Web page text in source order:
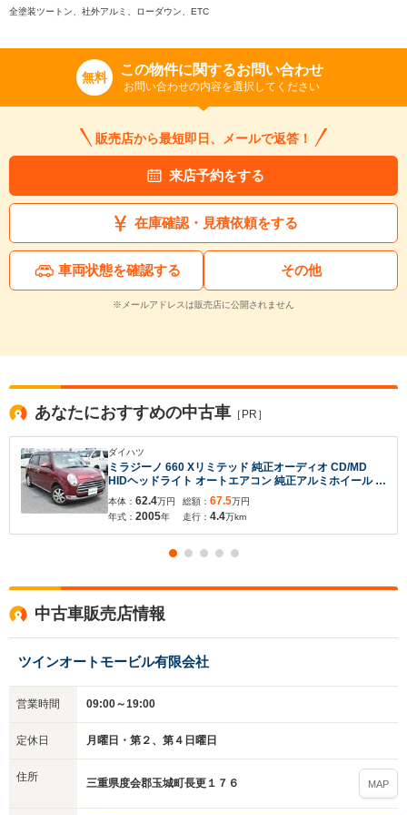
全塗装ツートン、社外アルミ、ローダウン、ETC
無料 この物件に関するお問い合わせ
お問い合わせの内容を選択してください
販売店から最短即日、メールで返答！
来店予約をする
在庫確認・見積依頼をする
車両状態を確認する その他
※メールアドレスは販売店に公開されません
あなたにおすすめの中古車 ［PR］
ダイハツ
ミラジーノ 660 Xリミテッド 純正オーディオ CD/MD
HIDヘッドライト オートエアコン 純正アルミホイール 保
証書
本体： 62.4万円
年式： 2005年
総額： 67.5万円
走行： 4.4万km
中古車販売店情報
ツインオートモービル有限会社
営業時間 09:00～19:00
定休日 月曜日・第２、第４日曜日
住所 三重県度会郡玉城町長更１７６ MAP